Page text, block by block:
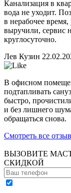
Канализация в
вода не уходит.
в нерабочее
выручили, сервис
круглосуточно.
Лев Кузин
В офисном
подтапливать
быстро,
и без лишнего
обращаться снова.
Смотреть все
ВЫЗОВИТЕ
СКИДКОЙ